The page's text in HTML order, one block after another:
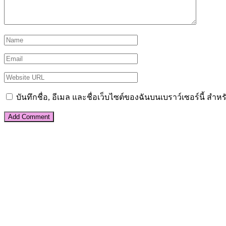
บันทึกชื่อ, อีเมล และชื่อเว็บไซต์ของฉันบนเบราว์เซอร์นี้ สำห